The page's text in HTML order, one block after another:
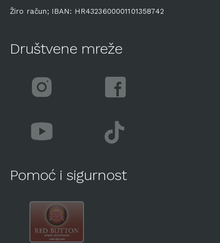
Žiro račun; IBAN: HR4323600001101358742
Društvene mreže
Pomoć i sigurnost